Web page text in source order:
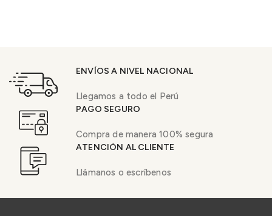
ENVÍOS A NIVEL NACIONAL
Llegamos a todo el Perú
PAGO SEGURO
Compra de manera 100% segura
ATENCIÓN AL CLIENTE
Llámanos o escríbenos